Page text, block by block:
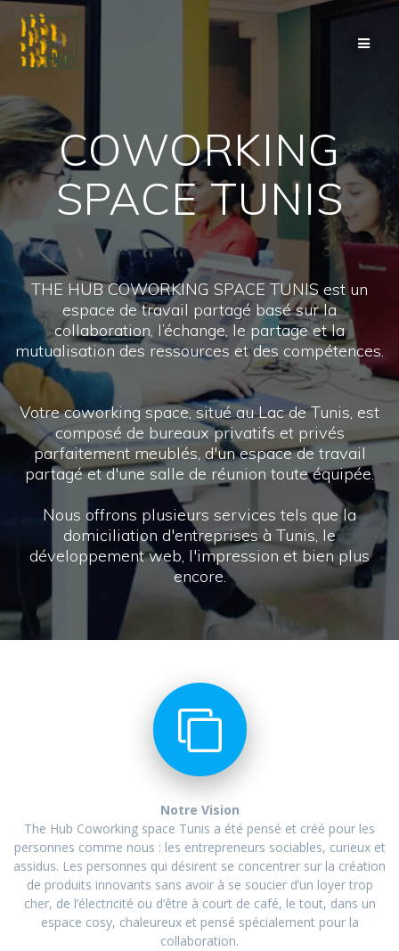
au
COWORKING
SPACE TUNIS
THE HUB COWORKING SPACE TUNIS est un
espace de travail partagé basé sur la
collaboration, l’échange, le partage et la
mutualisation des ressources et des compétences.
Votre coworking space, situé au Lac de Tunis, est
composé de bureaux privatifs et privés
parfaitement meublés, d'un espace de travail
partagé et d'une salle de réunion toute équipée.
Nous offrons plusieurs services tels que la
domiciliation d'entreprises à Tunis, le
développement web, l'impression et bien plus
encore.
Notre Vision
The Hub Coworking space Tunis a été pensé et créé pour les
personnes comme nous : les entrepreneurs sociables, curieux et
assidus. Les personnes qui désirent se concentrer sur la création
de produits innovants sans avoir à se soucier d’un loyer trop
cher, de l’électricité ou d’être à court de café, le tout, dans un
espace cosy, chaleureux et pensé spécialement pour la
collaboration.